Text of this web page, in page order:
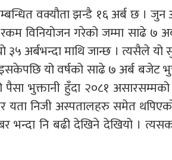
वक्यौता झन्डै १६ अर्ब छ ।
विनियोजन गरेको जम्मा साढे ७
३५ अर्बभन्दा माथि जान्छ । त्यसैले
यो वर्षको साढे ७ अर्ब बजेट
पैसा भुक्तानी हुँदा २०८१
यता निजी अस्पतालहरु समेत
भन्दा नि बढी देखिने देखियो ।